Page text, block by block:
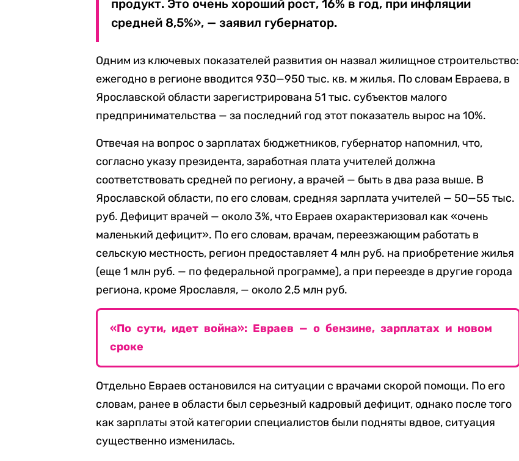
продукт. Это очень хороший рост, 16% в год, при инфляции
средней 8,5%», — заявил губернатор.
Одним из ключевых показателей развития он назвал жилищное строительство:
ежегодно в регионе вводится 930—950 тыс. кв. м жилья. По словам Евраева, в
Ярославской области зарегистрирована 51 тыс. субъектов малого
предпринимательства — за последний год этот показатель вырос на 10%.
Отвечая на вопрос о зарплатах бюджетников, губернатор напомнил, что,
согласно указу президента, заработная плата учителей должна
соответствовать средней по региону, а врачей — быть в два раза выше. В
Ярославской области, по его словам, средняя зарплата учителей — 50—55 тыс.
руб. Дефицит врачей — около 3%, что Евраев охарактеризовал как «очень
маленький дефицит». По его словам, врачам, переезжающим работать в
сельскую местность, регион предоставляет 4 млн руб. на приобретение жилья
(еще 1 млн руб. — по федеральной программе), а при переезде в другие города
региона, кроме Ярославля, — около 2,5 млн руб.
«По сути, идет война»: Евраев — о бензине, зарплатах и новом
сроке
Отдельно Евраев остановился на ситуации с врачами скорой помощи. По его
словам, ранее в области был серьезный кадровый дефицит, однако после того
как зарплаты этой категории специалистов были подняты вдвое, ситуация
существенно изменилась.